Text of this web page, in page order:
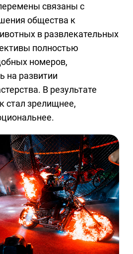
связаны с
общества к
в развлекательных
полностью
номеров,
на развитии
В результате
стал зрелищнее,